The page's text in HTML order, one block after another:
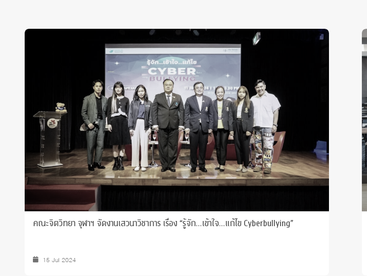
คณะจิตวิทยา จุฬาฯ จัดงานเสวนาวิชาการ เรื่อง “รู้จัก…เข้าใจ…แก้ไข Cyberbullying”
15 Jul 2024